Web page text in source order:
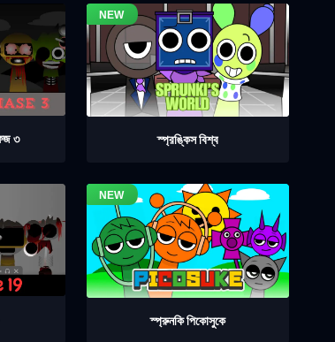
৩ স্প্রঙ্কিস বিশ্ব
স্প্রুনকি পিকোসুকে